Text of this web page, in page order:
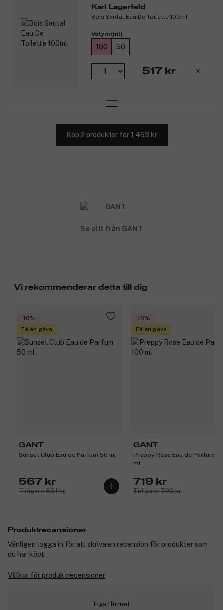
Karl Lagerfeld
Bois Santal Eau De Toilette 100ml
Volym (ml)
100 50
517 kr
Köp 2 produkter för 1 463 kr
Se allt från GANT
Vi rekommenderar detta till dig
-10%
Få en gåva
GANT
Sunset Club Eau de Parfum 50 ml
567 kr
Tidigare 631 kr
-10%
Få en gåva
GANT
Preppy Rose Eau de Parfum
ml
719 kr
Tidigare 799 kr
Produktrecensioner
Vänligen logga in för att skriva en recension för produkter som
du har köpt.
Villkor för produktrecensioner
Inget funnet